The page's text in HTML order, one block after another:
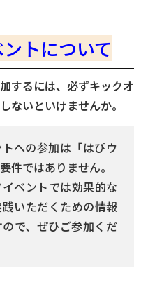
トについて
するには、必ずキックオ
ないといけませんか。
への参加は「はぴウ
件ではありません。
ベントでは効果的な
いただくための情報
で、ぜひご参加くだ